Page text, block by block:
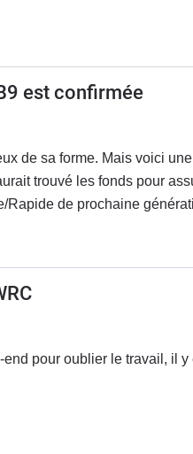
est confirmée
de sa forme. Mais voici une
trouvé les fonds pour
Rapide de prochaine
pour oublier le travail, il y